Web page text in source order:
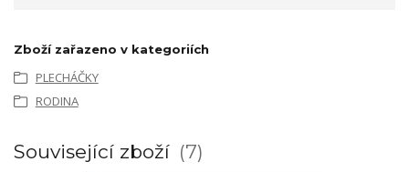
Zboží zařazeno v kategoriích
PLECHÁČKY
RODINA
Související zboží 7